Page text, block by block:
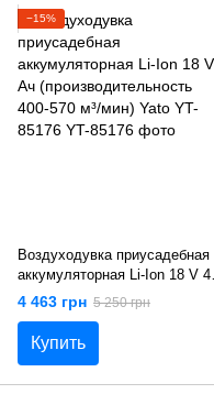
−15%
Воздуходувка приусадебная
аккумуляторная Li-Ion 18 V 4
Ач (производительность 400-
570 м³/мин) Yato YT-85176
4 463 грн 5 250 грн
Купить